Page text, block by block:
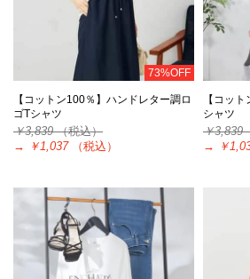
73%OFF
【コットン100％】ハンドレター調ロ
ゴTシャツ
￥3,839（税込）
→
￥1,037 （税込）
【コッ
シャツ
￥3,839
→
￥